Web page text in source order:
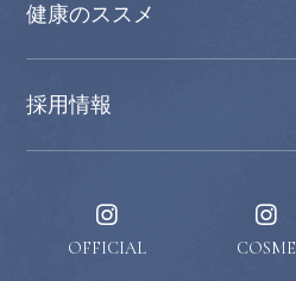
健康のススメ
採用情報
OFFICIAL COSME